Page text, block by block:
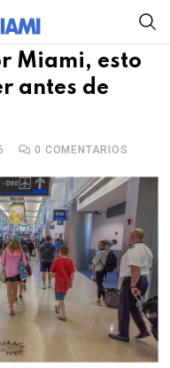
Miami, esto
antes de
0 COMENTARIOS